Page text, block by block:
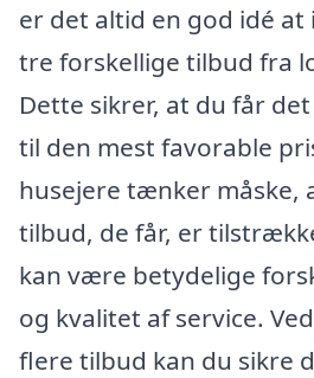
er det altid en god idé
tre forskellige tilbud fra
Dette sikrer, at du får
til den mest favorable
husejere tænker måske,
tilbud, de får, er
kan være betydelige
og kvalitet af service.
flere tilbud kan du sikre